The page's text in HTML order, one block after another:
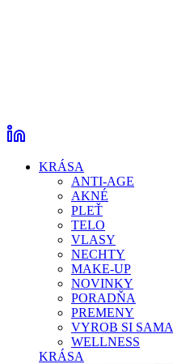
KRÁSA
ANTI-AGE
AKNÉ
PLEŤ
TELO
VLASY
NECHTY
MAKE-UP
NOVINKY
PORADŇA
PREMENY
VYROB SI SAMA
WELLNESS
KRÁSA